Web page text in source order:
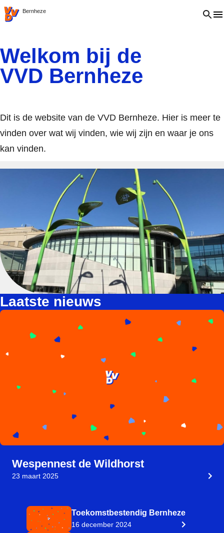
VVD.nlBernheze Open
Welkom bij de
VVD Bernheze
Dit is de website van de VVD Bernheze. Hier is meer te
vinden over wat wij vinden, wie wij zijn en waar je ons
kan vinden.
Laatste nieuws
Wespennest de Wildhorst
23 maart 2025
Toekomstbestendig Bernheze
16 december 2024